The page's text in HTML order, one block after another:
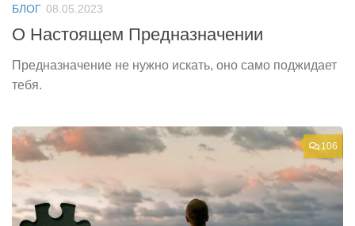
БЛОГ 08.05.2023
О Настоящем Предназначении
Предназначение не нужно искать, оно само поджидает
тебя.
106